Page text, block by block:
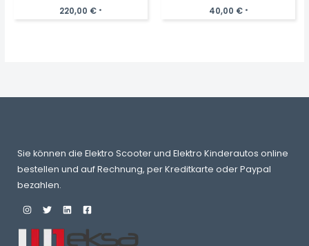
220,00 € * 40,00 € *
Sie können die Elektro Scooter und Elektro Kinderautos online
bestellen und auf Rechnung, per Kreditkarte oder Paypal
bezahlen.